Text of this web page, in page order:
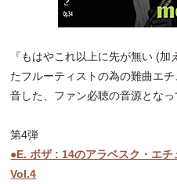
『もはやこれ以上に先が無い (
たフルーティストの為の難曲エ
音した、ファン必聴の音源となっ
第4弾
●E. ボザ : 14のアラベスク・エ
Vol.4